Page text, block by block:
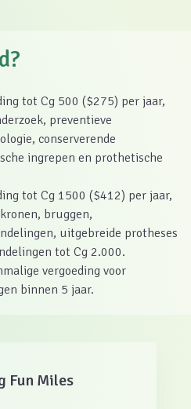
tot Cg 500 ($275) per jaar,
preventieve
conserverende
ingrepen en prothetische
tot Cg 1500 ($412) per jaar,
bruggen,
uitgebreide protheses
tot Cg 2.000.
vergoeding voor
binnen 5 jaar.
Fun Miles